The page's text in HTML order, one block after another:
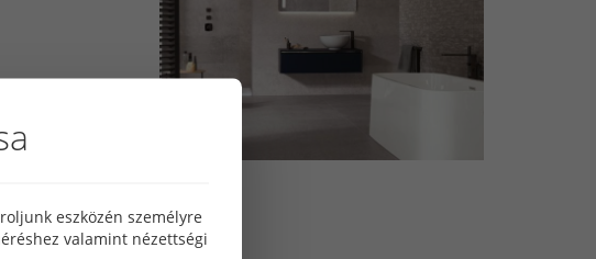
eszközén személyre
valamint nézettségi